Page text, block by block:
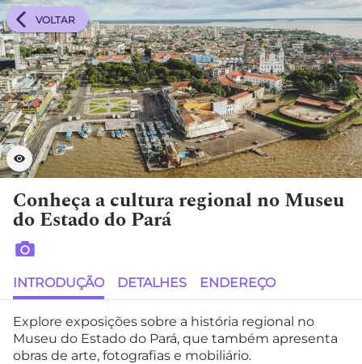
VOLTAR
Conheça a cultura regional no Museu
do Estado do Pará
INTRODUÇÃO DETALHES ENDEREÇO
Explore exposições sobre a história regional no
Museu do Estado do Pará, que também apresenta
obras de arte, fotografias e mobiliário.